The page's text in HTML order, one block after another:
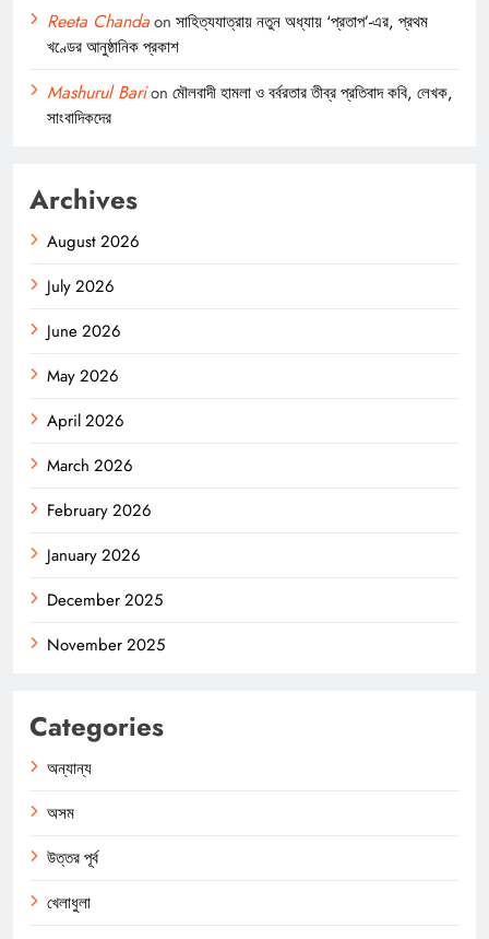
Reeta Chandaon সাহিত্যযাত্রায় নতুন অধ্যায় ‘প্রতাপ’-এর, প্রথম
খণ্ডের আনুষ্ঠানিক প্রকাশ
Mashurul Barion মৌলবাদী হামলা ও বর্বরতার তীব্র প্রতিবাদ কবি, লেখক,
সাংবাদিকদের
Archives
August 2026
July 2026
June 2026
May 2026
April 2026
March 2026
February 2026
January 2026
December 2025
November 2025
Categories
অন্যান্য
অসম
উত্তর পূর্ব
খেলাধুলা